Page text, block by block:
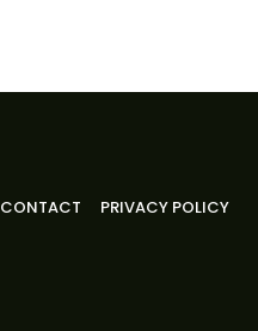
CONTACT PRIVACY POLICY